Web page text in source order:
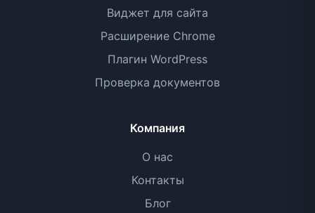
Виджет для сайта
Расширение Chrome
Плагин WordPress
Проверка документов
Компания
О нас
Контакты
Блог